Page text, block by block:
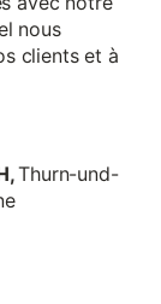
nous
clients et à
Thurn-und-